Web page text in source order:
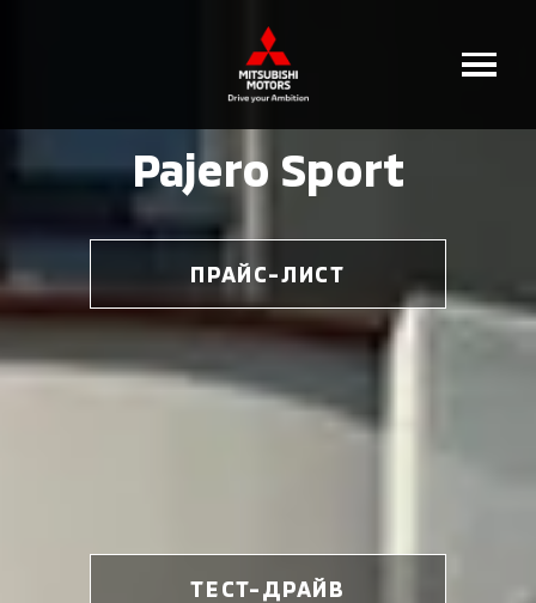
Pajero Sport
ПРАЙС-ЛИСТ
ТЕСТ-ДРАЙВ